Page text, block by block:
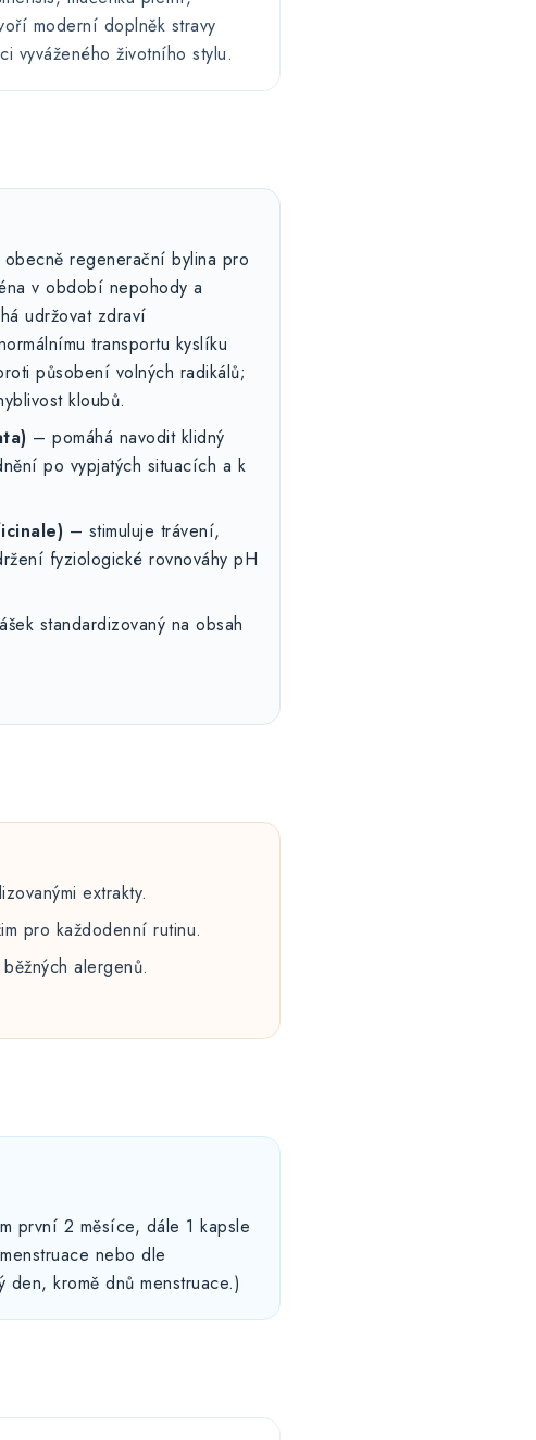
moderní doplněk stravy
vyváženého životního stylu.
regenerační bylina pro
v období nepohody a
udržovat zdraví
transportu kyslíku
působení volných radikálů;
kloubů.
– pomáhá navodit klidný
po vypjatých situacích a k
– stimuluje trávení,
fyziologické rovnováhy pH
standardizovaný na obsah
extrakty.
pro každodenní rutinu.
alergenů.
první 2 měsíce, dále 1 kapsle
nebo dle
kromě dnů menstruace.)